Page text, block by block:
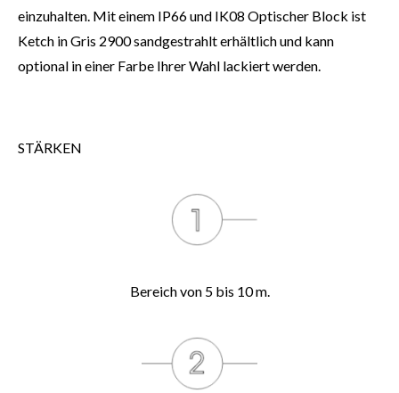
einzuhalten. Mit einem IP66 und IK08 Optischer Block ist
Ketch in Gris 2900 sandgestrahlt erhältlich und kann
optional in einer Farbe Ihrer Wahl lackiert werden.
STÄRKEN
Bereich von 5 bis 10 m.